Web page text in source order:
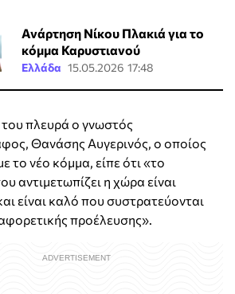
Ανάρτηση Νίκου Πλακιά για το
κόμμα Καρυστιανού
Ελλάδα 15.05.2026 17:48
πλευρά ο γνωστός
Θανάσης Αυγερινός, ο οποίος
το νέο κόμμα, είπε ότι «το
αντιμετωπίζει η χώρα είναι
είναι καλό που συστρατεύονται
προέλευσης».